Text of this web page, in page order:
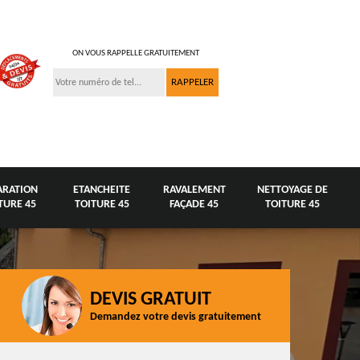
ON VOUS RAPPELLE GRATUITEMENT
45
ETANCHEITE
TOITURE 45
RAVALEMENT
FAÇADE 45
NETTOYAGE DE
TOITURE 45
DEVIS GRATUIT
Demandez votre devis gratuitement